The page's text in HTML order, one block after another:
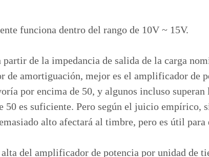
funciona dentro del rango de 10V ~ 15V.
partir de la impedancia de salida de la carga
de amortiguación, mejor es el amplificador de
por encima de 50, y algunos incluso superan
es suficiente. Pero según el juicio empírico,
alto afectará al timbre, pero es útil
del amplificador de potencia por unidad de